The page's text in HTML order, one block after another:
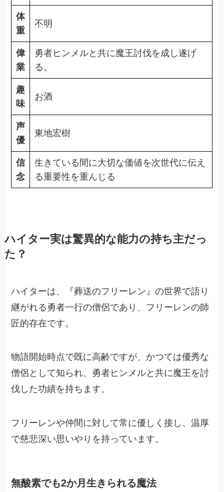
体
重
不明
偉
業
勇者ヒンメルと共に魔王討伐を成し遂げ
る。
趣
味
お酒
声
優
東地宏樹
信
念
生きている間に大切な価値を次世代に伝え
る重要性を重んじる
ハイター実は驚異的な能力の持ち主だっ
た？
ハイターは、『葬送のフリーレン』の世界で語り
継がれる勇者一行の僧侶であり、フリーレンの師
匠的存在です。
物語開始時点で既に高齢ですが、かつては優秀な
僧侶として知られ、勇者ヒンメルと共に魔王を討
伐した功績を持ちます。
フリーレンや仲間に対して常に優しく接し、温厚
で慈悲深い思いやりを持っています。
無酸素でも2か月生きられる魔法